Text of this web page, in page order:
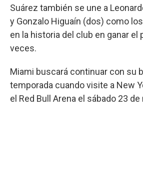
Suárez también se une a
y Gonzalo Higuaín (dos) como
en la historia del club en ganar el
veces.
Miami buscará continuar con su
temporada cuando visite a New
el Red Bull Arena el sábado 23 de